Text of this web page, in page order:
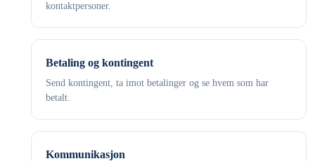
kontaktpersoner.
Betaling og kontingent
Send kontingent, ta imot betalinger og se hvem som har
betalt.
Kommunikasjon